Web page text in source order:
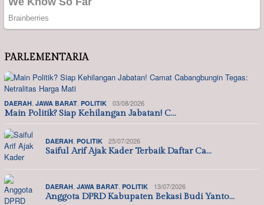
PARLEMENTARIA
DAERAH, JAWA BARAT, POLITIK 03/08/2026
Main Politik? Siap Kehilangan Jabatan! C…
DAERAH, POLITIK 25/07/2026
Saiful Arif Ajak Kader Terbaik Daftar Ca…
DAERAH, JAWA BARAT, POLITIK 13/07/2026
Anggota DPRD Kabupaten Bekasi Budi Yanto…